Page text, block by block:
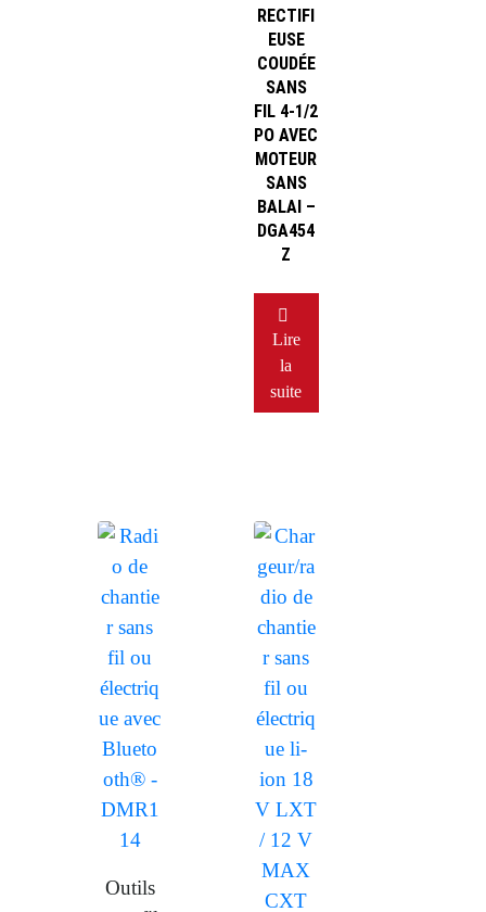
RECTIFI
EUSE
COUDÉE
SANS
FIL 4-1/2
PO AVEC
MOTEUR
SANS
BALAI –
DGA454
Z
Lire
la
suite
Outils